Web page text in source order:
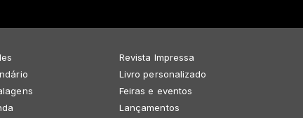
Revista Impressa
Livro personalizado
Feiras e eventos
Lançamentos